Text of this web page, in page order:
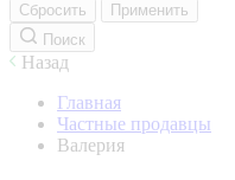
Сбросить
Применить
Поиск
Назад
Главная
Частные продавцы
Валерия